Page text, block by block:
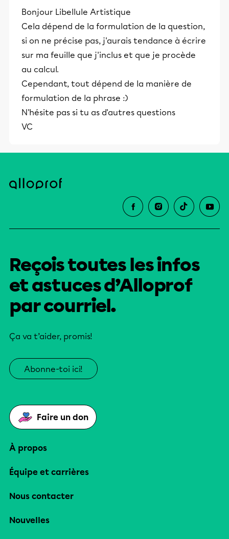
Bonjour Libellule Artistique
Cela dépend de la formulation de la question,
si on ne précise pas, j'aurais tendance à écrire
sur ma feuille que j'inclus et que je procède
au calcul.
Cependant, tout dépend de la manière de
formulation de la phrase :)
N'hésite pas si tu as d'autres questions
VC
Reçois toutes les infos
et astuces d’Alloprof
par courriel.
Ça va t’aider, promis!
Abonne-toi ici!
Faire un don
À propos
Équipe et carrières
Nous contacter
Nouvelles